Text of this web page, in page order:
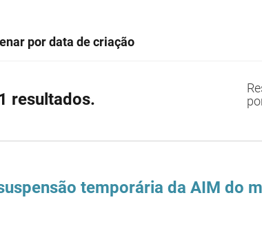
por data de criação
resultados.
temporária da AIM do